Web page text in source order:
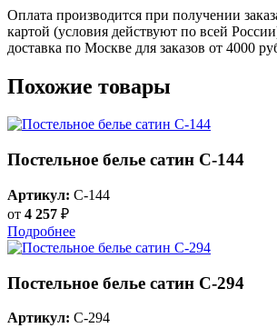
Оплата производится при получении
картой (условия действуют по всей
доставка по Москве для заказов от 4000
Похожие товары
Постельное белье сатин С-144
Артикул: C-144
от 4 257 ₽
Подробнее
Постельное белье сатин С-294
Артикул: C-294